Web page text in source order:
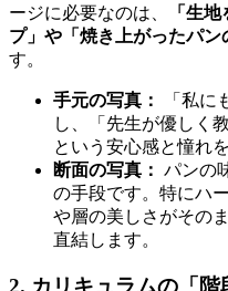
ージに必要なのは、
「生
プ」や「焼き上がったパン
す。
手元の写真：
「私に
し、「先生が優しく
という安心感と憧れ
断面の写真： パンの
の手段です。特にハ
や層の美しさがその
直結します。
2. カリキュラムの「階